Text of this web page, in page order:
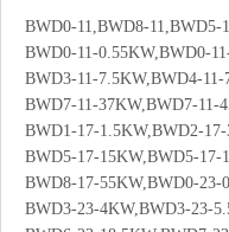
BWD0-11,BWD8-
BWD0-11-0.55KW,BWD0-
BWD3-11-7.5KW,BWD4-
BWD7-11-37KW,BWD7-11-
BWD1-17-1.5KW,BWD2-
BWD5-17-15KW,BWD5-17-
BWD8-17-55KW,BWD0-23-
BWD3-23-4KW,BWD3-23-